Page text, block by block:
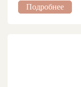
Подробнее